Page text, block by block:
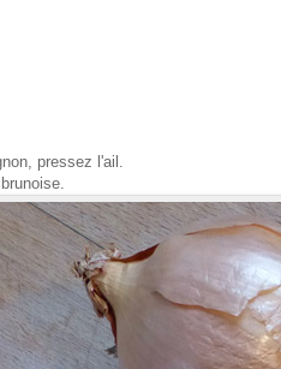
pressez l'ail.